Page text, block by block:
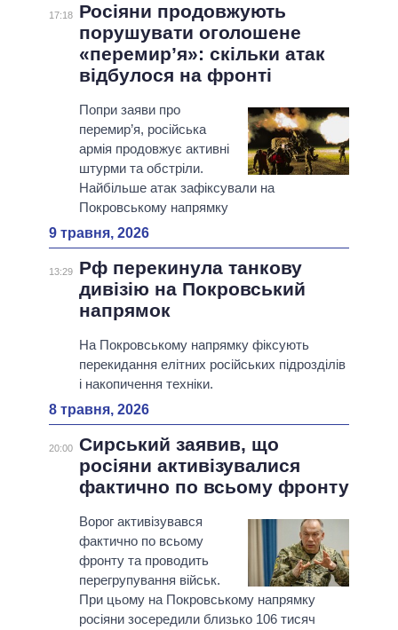
17:18
Росіяни продовжують
порушувати оголошене
«перемир’я»: скільки атак
відбулося на фронті
Попри заяви про
перемир’я, російська
армія продовжує активні
штурми та обстріли.
Найбільше атак зафіксували на
Покровському напрямку
9 травня, 2026
13:29
Рф перекинула танкову
дивізію на Покровський
напрямок
На Покровському напрямку фіксують
перекидання елітних російських підрозділів
і накопичення техніки.
8 травня, 2026
20:00 Сирський заявив, що
росіяни активізувалися
фактично по всьому фронту
Ворог активізувався
фактично по всьому
фронту та проводить
перегрупування військ.
При цьому на Покровському напрямку
росіяни зосередили близько 106 тисяч